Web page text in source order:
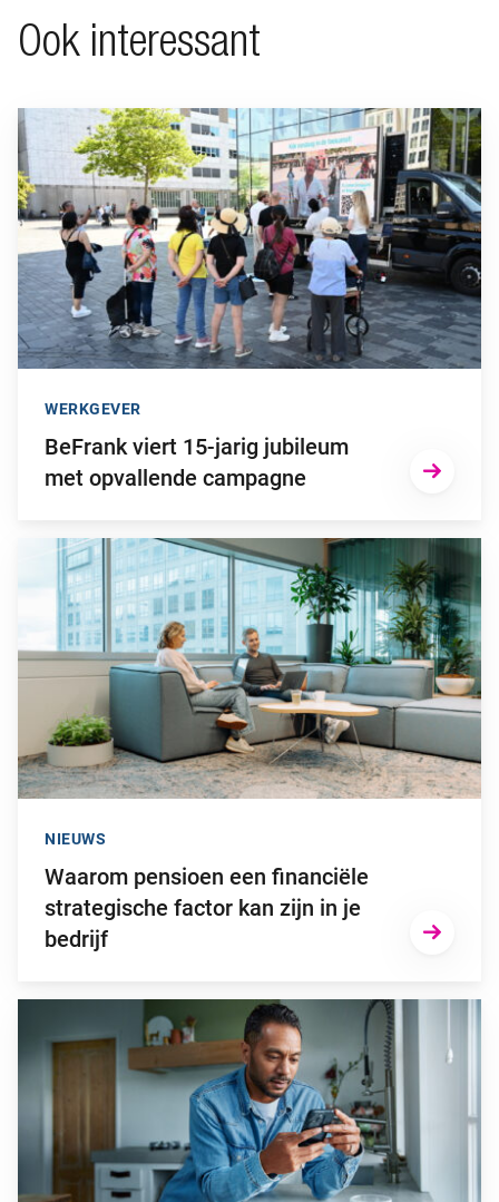
Ook interessant
Ga naar “BeFrank viert 15-jarig jubileum met opvallende
BeFrank viert 15-jarig jubileum
met opvallende campagne
WERKGEVER
Ga naar “Waarom pensioen een financiële strategische
Waarom pensioen een financiële
strategische factor kan zijn in je
bedrijf
NIEUWS
Ga naar “2025: een bewogen beleggingsjaar”